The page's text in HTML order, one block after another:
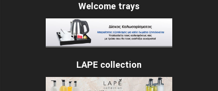
Welcome trays
LAPE collection